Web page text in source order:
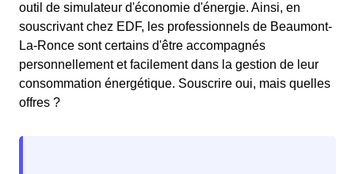
outil de simulateur d'économie d'énergie. Ainsi, en
souscrivant chez EDF, les professionnels de Beaumont-
La-Ronce sont certains d'être accompagnés
personnellement et facilement dans la gestion de leur
consommation énergétique. Souscrire oui, mais quelles
offres ?